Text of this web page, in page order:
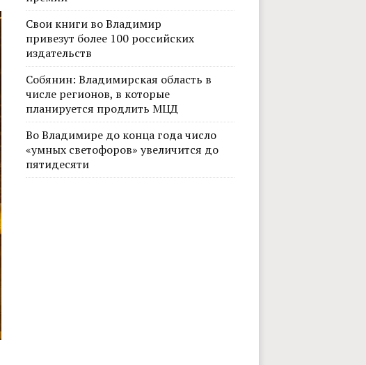
Свои книги во Владимир
привезут более 100 российских
издательств
Собянин: Владимирская область в
числе регионов, в которые
планируется продлить МЦД
Во Владимире до конца года число
«умных светофоров» увеличится до
пятидесяти